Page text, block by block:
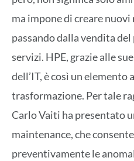
ma impone di creare
passando dalla vendita
servizi. HPE, grazie alle
dell’IT, è così un
trasformazione. Per tale
Carlo Vaiti ha presentato
maintenance, che
preventivamente le